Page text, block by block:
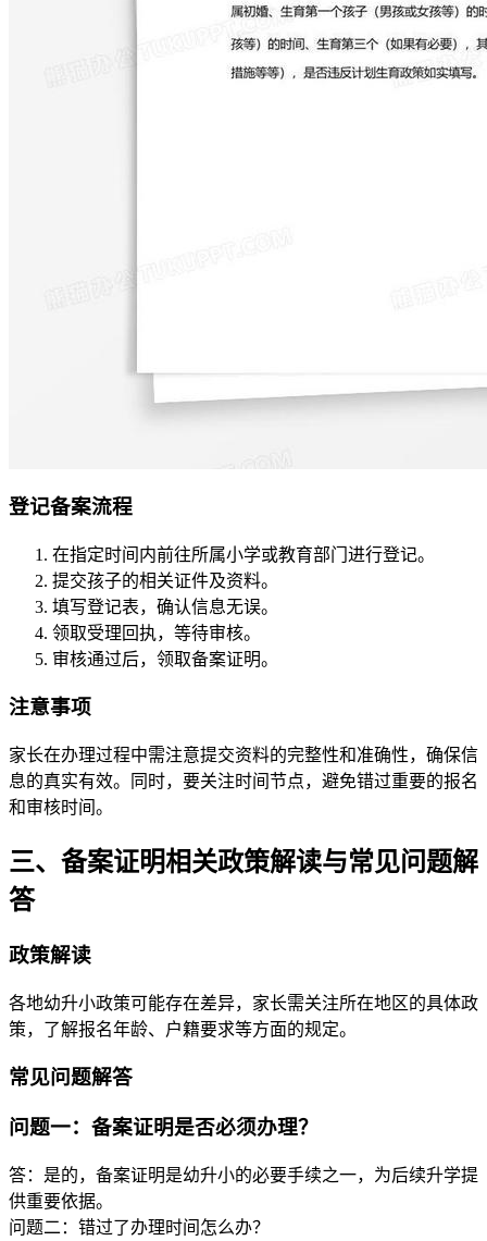
登记备案流程
在指定时间内前往所属小学或教育部门进行登记。
提交孩子的相关证件及资料。
填写登记表，确认信息无误。
领取受理回执，等待审核。
审核通过后，领取备案证明。
注意事项
家长在办理过程中需注意提交资料的完整性和准确性，确保信
息的真实有效。同时，要关注时间节点，避免错过重要的报名
和审核时间。
三、备案证明相关政策解读与常见问题解
答
政策解读
各地幼升小政策可能存在差异，家长需关注所在地区的具体政
策，了解报名年龄、户籍要求等方面的规定。
常见问题解答
问题一：备案证明是否必须办理？
答：是的，备案证明是幼升小的必要手续之一，为后续升学提
供重要依据。
问题二：错过了办理时间怎么办？